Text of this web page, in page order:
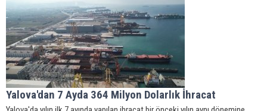
Yalova'dan 7 Ayda 364 Milyon Dolarlık İhracat